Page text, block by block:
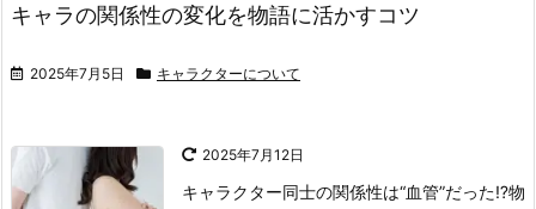
キャラの関係性の変化を物語に活かすコツ
2025年7月5日 キャラクターについて
2025年7月12日
キャラクター同士の関係性は“血管”だった⁉物